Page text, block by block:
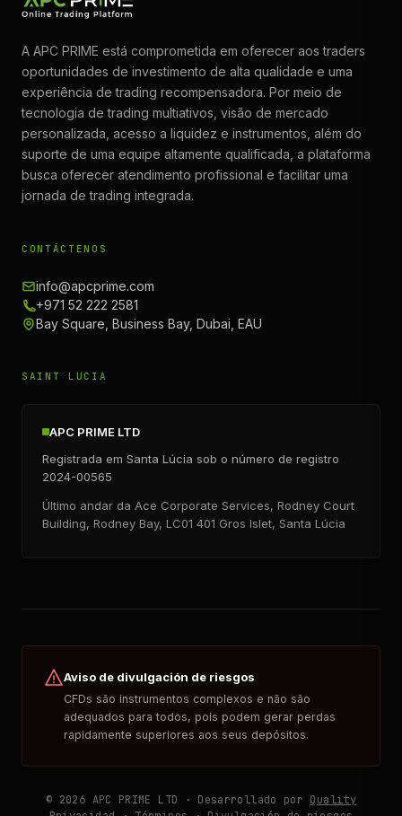
A APC PRIME está comprometida em oferecer aos traders
oportunidades de investimento de alta qualidade e uma
experiência de trading recompensadora. Por meio de
tecnologia de trading multiativos, visão de mercado
personalizada, acesso a liquidez e instrumentos, além do
suporte de uma equipe altamente qualificada, a plataforma
busca oferecer atendimento profissional e facilitar uma
jornada de trading integrada.
CONTÁCTENOS
info@apcprime.com
+971 52 222 2581
Bay Square, Business Bay, Dubai, EAU
SAINT LUCIA
APC PRIME LTD
Registrada em Santa Lúcia sob o número de registro
2024-00565
Último andar da Ace Corporate Services, Rodney Court
Building, Rodney Bay, LC01 401 Gros Islet, Santa Lúcia
Aviso de divulgación de riesgos
CFDs são instrumentos complexos e não são
adequados para todos, pois podem gerar perdas
rapidamente superiores aos seus depósitos.
© 2026 APC PRIME LTD · Desarrollado por Quality